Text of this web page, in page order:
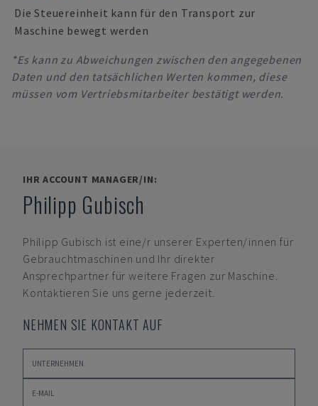
Die Steuereinheit kann für den Transport zur
Maschine bewegt werden
*Es kann zu Abweichungen zwischen den angegebenen
Daten und den tatsächlichen Werten kommen, diese
müssen vom Vertriebsmitarbeiter bestätigt werden.
IHR ACCOUNT MANAGER/IN:
Philipp Gubisch
Philipp Gubisch ist eine/r unserer Experten/innen für
Gebrauchtmaschinen und Ihr direkter
Ansprechpartner für weitere Fragen zur Maschine.
Kontaktieren Sie uns gerne jederzeit.
NEHMEN SIE KONTAKT AUF